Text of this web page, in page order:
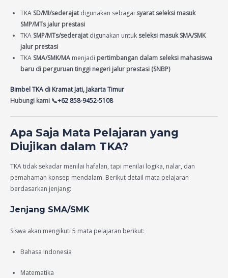
TKA SD/MI/sederajatdigunakan sebagai syarat seleksi masuk
SMP/MTs jalur prestasi
TKA SMP/MTs/sederajatdigunakan untuk seleksi masuk SMA/SMK
jalur prestasi
TKA SMA/SMK/MA menjadi pertimbangan dalam seleksi mahasiswa
baru di perguruan tinggi negeri jalur prestasi (SNBP)
Bimbel TKA di Kramat Jati, Jakarta Timur
Hubungi kami 📞+62 858-9452-5108
Apa Saja Mata Pelajaran yang
Diujikan dalam TKA?
TKA tidak sekadar menilai hafalan, tapi menilai logika, nalar, dan
pemahaman konsep mendalam. Berikut detail mata pelajaran
berdasarkan jenjang:
Jenjang SMA/SMK
Siswa akan mengikuti 5 mata pelajaran berikut:
Bahasa Indonesia
Matematika